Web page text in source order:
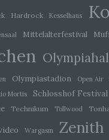
Hardrock Kesselhaus
Mittelalterfestival
Olympiastadion Open Air
Mortis Schlosshof Festival
Technikum Tollwood
Wargasm Zenith
personenbezogener
dass diese
werden, um
die sich auf eine
zu bewerten,
bezüglich Arbeitsleistung,
Zuverlässigkeit,
oder Ortswechsel dieser
Person zu analysieren oder